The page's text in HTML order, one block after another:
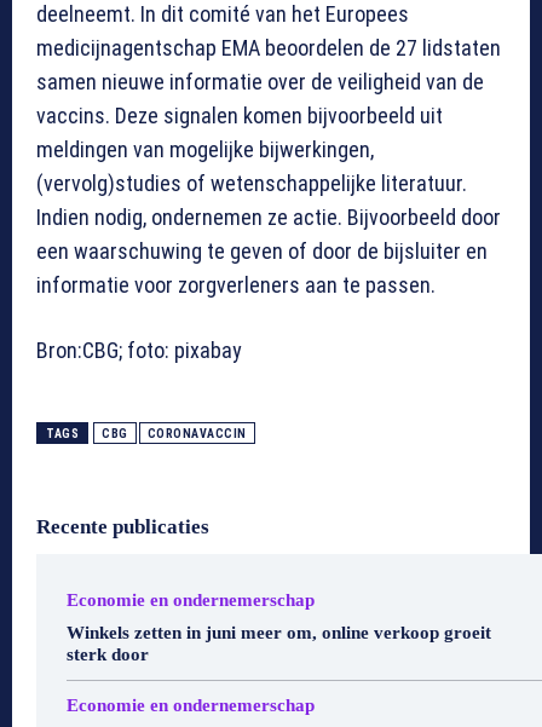
deelneemt. In dit comité van het Europees
medicijnagentschap EMA beoordelen de 27 lidstaten
samen nieuwe informatie over de veiligheid van de
vaccins. Deze signalen komen bijvoorbeeld uit
meldingen van mogelijke bijwerkingen,
(vervolg)studies of wetenschappelijke literatuur.
Indien nodig, ondernemen ze actie. Bijvoorbeeld door
een waarschuwing te geven of door de bijsluiter en
informatie voor zorgverleners aan te passen.
Bron:CBG; foto: pixabay
TAGS CBG CORONAVACCIN
Recente publicaties
Economie en ondernemerschap
Winkels zetten in juni meer om, online verkoop groeit
sterk door
Economie en ondernemerschap